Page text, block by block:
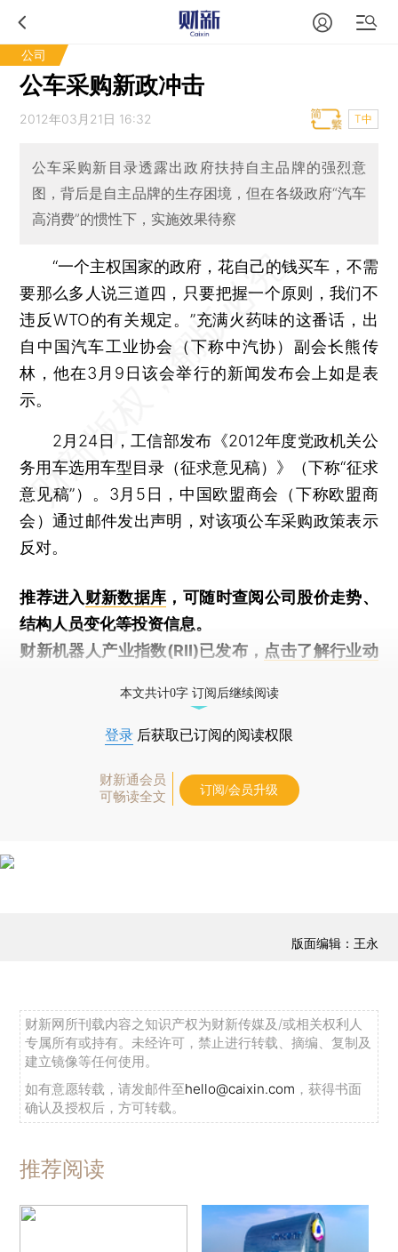
公司
公车采购新政冲击
2012年03月21日 16:32 T中
公车采购新目录透露出政府扶持自主品牌的强烈意
图，背后是自主品牌的生存困境，但在各级政府“汽车
高消费”的惯性下，实施效果待察
“一个主权国家的政府，花自己的钱买车，不需
要那么多人说三道四，只要把握一个原则，我们不
违反WTO的有关规定。”充满火药味的这番话，出
自中国汽车工业协会（下称中汽协）副会长熊传
林，他在3月9日该会举行的新闻发布会上如是表
示。
2月24日，工信部发布《2012年度党政机关公
务用车选用车型目录（征求意见稿）》（下称“征求
意见稿”）。3月5日，中国欧盟商会（下称欧盟商
会）通过邮件发出声明，对该项公车采购政策表示
反对。
推荐进入财新数据库 ，可随时查阅公司股价走势、
结构人员变化等投资信息。
财新机器人产业指数(RII)已发布， 点击了解行业动
本文共计0字 订阅后继续阅读
登录 后获取已订阅的阅读权限
财新通会员
可畅读全文
订阅/会员升级
版面编辑：王永
财新网所刊载内容之知识产权为财新传媒及/或相关权利人
专属所有或持有。未经许可，禁止进行转载、摘编、复制及
建立镜像等任何使用。
如有意愿转载，请发邮件至hello@caixin.com ，获得书面
确认及授权后，方可转载。
推荐阅读